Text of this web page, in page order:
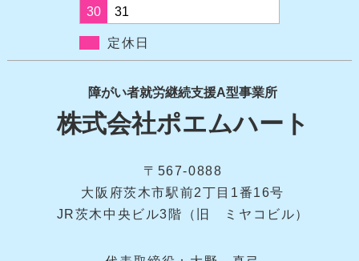
30
31
定休日
障がい者就労継続支援A型事業所
株式会社ポエムハート
〒567-0888
大阪府茨木市駅前2丁目1番16号
JR茨木中央ビル3階（旧 ミヤコビル）